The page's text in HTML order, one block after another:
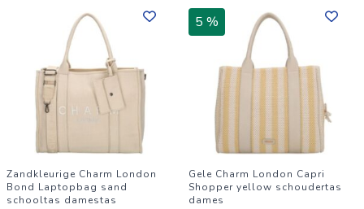
Zandkleurige Charm London
Bond Laptopbag sand
schooltas damestas
5 %
Gele Charm London Capri
Shopper yellow schoudertas
dames